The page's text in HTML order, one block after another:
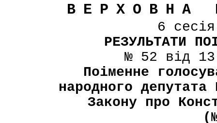
ВЕРХОВНА
6
РЕЗУЛЬТАТИ
№ 52 від
Поіменне
народного
Закону про